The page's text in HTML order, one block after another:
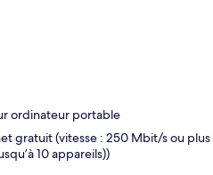
ordinateur portable
gratuit (vitesse : 250 Mbit/s ou plus
10 appareils))